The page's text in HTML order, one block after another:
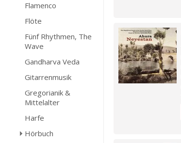
Flamenco
Flöte
Fünf Rhythmen, The
Wave
Gandharva Veda
Gitarrenmusik
Gregorianik &
Mittelalter
Harfe
Hörbuch